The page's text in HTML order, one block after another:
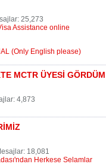
25,273
Assistance online
(Only English please)
MCTR ÜYESİ GÖRDÜM
4,873
18,081
Herkese Selamlar